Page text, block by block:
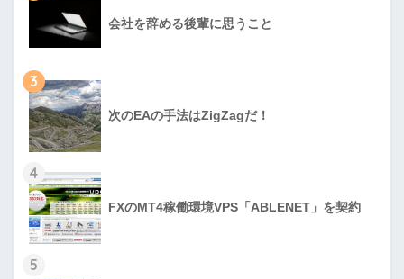
会社を辞める後輩に思うこと
3
次のEAの手法はZigZagだ！
4
FXのMT4稼働環境VPS「ABLENET」を契約
5